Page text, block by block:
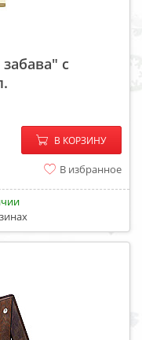
с
− +
В КОРЗИНУ
В избранное